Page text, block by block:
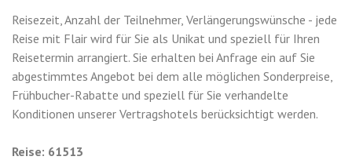
Reisezeit, Anzahl der Teilnehmer, Verlängerungswünsche - jede
Reise mit Flair wird für Sie als Unikat und speziell für Ihren
Reisetermin arrangiert. Sie erhalten bei Anfrage ein auf Sie
abgestimmtes Angebot bei dem alle möglichen Sonderpreise,
Frühbucher-Rabatte und speziell für Sie verhandelte
Konditionen unserer Vertragshotels berücksichtigt werden.
Reise: 61513